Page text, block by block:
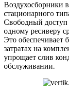
Воздухосборники
стационарного
Свободный доступ
одному ресиверу
Это обеспечивает
затратах на
упрощает слив
обслуживании.